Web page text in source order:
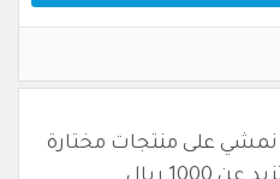
نمشي على منتجات مختارة